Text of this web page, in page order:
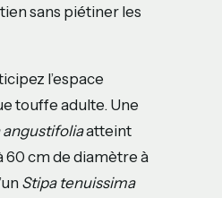
sans piétiner les
l’espace
touffe adulte. Une
angustifoliaatteint
cm de diamètre à
Stipa tenuissima